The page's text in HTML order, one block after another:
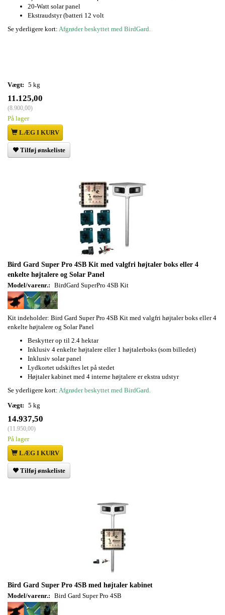
20-Watt solar panel
Ekstraudstyr (batteri 12 volt
Se yderligere kort: Afgrøder beskyttet med BirdGard.
Vægt: 5 kg
11.125,00
(8.900,00)
På lager
LÆG I KURV
Tilføj ønskeliste
Bird Gard Super Pro 4SB Kit med valgfri højtaler boks eller 4
enkelte højtalere og Solar Panel
Model/varenr.: BirdGard SuperPro 4SB Kit
Kit indeholder: Bird Gard Super Pro 4SB Kit med valgfri højtaler boks eller 4
enkelte højtalere og Solar Panel
Beskytter op til 2.4 hektar
Inklusiv 4 enkelte højtalere eller 1 højtalerboks (som billedet)
Inklusiv solar panel
Lydkortet udskiftes let på stedet
Højtaler kabinet med 4 interne højtalere er ekstra udstyr
Se yderligere kort: Afgrøder beskyttet med BirdGard.
Vægt: 5 kg
14.937,50
(11.950,00)
På lager
LÆG I KURV
Tilføj ønskeliste
Bird Gard Super Pro 4SB med højtaler kabinet
Model/varenr.: Bird Gard Super Pro 4SB